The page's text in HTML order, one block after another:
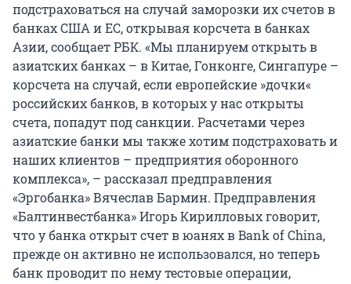
подстраховаться на случай заморозки их счетов в
банках США и ЕС, открывая корсчета в банках
Азии, сообщает РБК. «Мы планируем открыть в
азиатских банках – в Китае, Гонконге, Сингапуре –
корсчета на случай, если европейские »дочки«
российских банков, в которых у нас открыты
счета, попадут под санкции. Расчетами через
азиатские банки мы также хотим подстраховать и
наших клиентов – предприятия оборонного
комплекса», – рассказал предправления
«Эргобанка» Вячеслав Бармин. Предправления
«Балтинвестбанка» Игорь Кирилловых говорит,
что у банка открыт счет в юанях в Bank of China,
прежде он активно не использовался, но теперь
банк проводит по нему тестовые операции,